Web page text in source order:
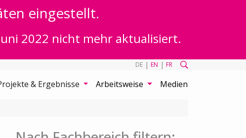
eingestellt.
2022 nicht mehr aktualisiert.
DE | EN | FR
& Ergebnisse Arbeitsweise Medien